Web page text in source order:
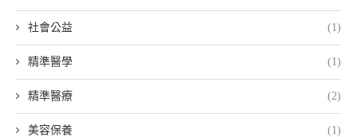
社會公益 (1)
精準醫學 (1)
精準醫療 (2)
美容保養 (1)